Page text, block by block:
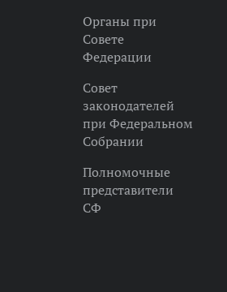
Органы при
Совете
Федерации
Совет
законодателей
при Федеральном
Собрании
Полномочные
представители
СФ